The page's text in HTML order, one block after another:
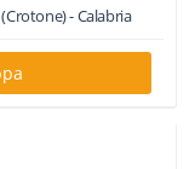
-Calabria